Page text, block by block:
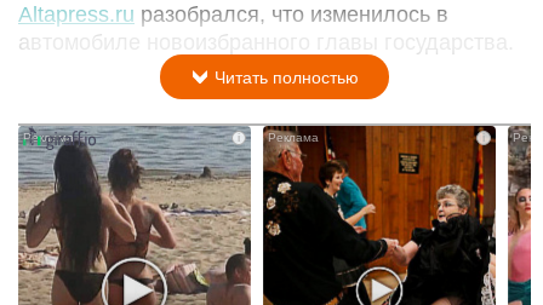
Altapress.ru разобрался, что изменилось в
автомобиле новоизбранного главы государства.
Читать полностью
i